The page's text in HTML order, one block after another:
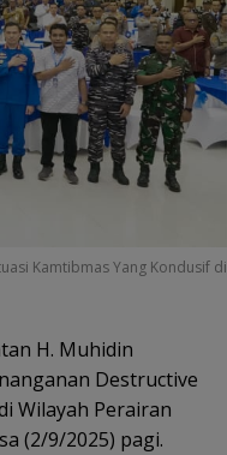
Kamtibmas Yang Kondusif di
H. Muhidin
Destructive
Wilayah Perairan
(2/9/2025) pagi.